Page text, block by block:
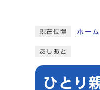
現在位置 ホーム
あしあと
ひとり